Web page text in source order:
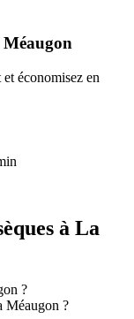
économisez en
à La
?
Méaugon ?